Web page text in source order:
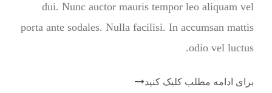
dui. Nunc auctor mauris tempor leo aliquam vel
porta ante sodales. Nulla facilisi. In accumsan mattis
odio vel luctus.
برای ادامه مطلب کلیک کنید